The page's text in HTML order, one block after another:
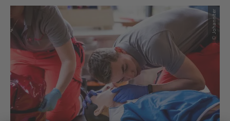
© Johanniter